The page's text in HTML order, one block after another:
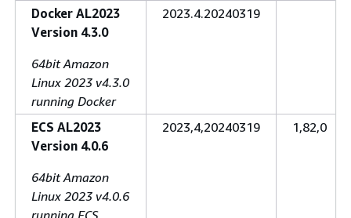
Docker AL2023
Version 4.3.0
64bit Amazon
Linux 2023 v4.3.0
running Docker
2023.4.20240319
ECS AL2023
Version 4.0.6
64bit Amazon
Linux 2023 v4.0.6
running ECS
2023,4,20240319 1,82,0